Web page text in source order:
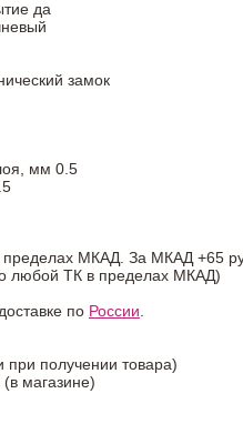
да
замок
мм 0.5
пределах МКАД. За МКАД +65
любой ТК в пределах МКАД)
по России
получении товара)
магазине)